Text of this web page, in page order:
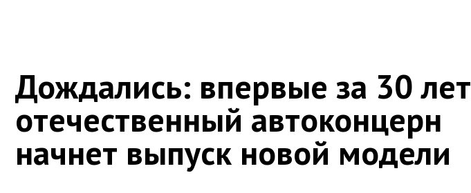
Дождались: впервые за 30 лет
отечественный автоконцерн
начнет выпуск новой модели